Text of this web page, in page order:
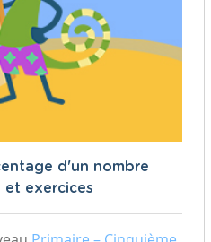
d'un nombre
et exercices